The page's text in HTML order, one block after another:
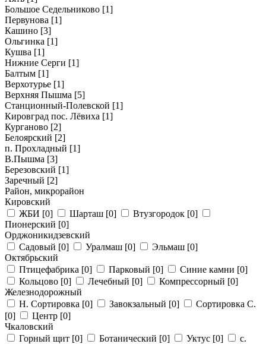
Большое Седельниково [1]
Первунова [1]
Кашино [3]
Ольгинка [1]
Кушва [1]
Нижние Серги [1]
Балтым [1]
Верхотурье [1]
Верхняя Пышма [5]
Станционный-Полевской [1]
Кировград пос. Лёвиха [1]
Курганово [2]
Белоярский [2]
п. Прохладный [1]
В.Пышма [3]
Березовский [1]
Заречный [2]
Район, микрорайон
Кировский
ЖБИ [0] Шарташ [0] Втузгородок [0]
Пионерский [0]
Орджоникидзевский
Садовый [0] Уралмаш [0] Эльмаш [0]
Октябрьский
Птицефабрика [0] Парковый [0] Синие камни [0]
Кольцово [0] Лечебный [0] Компрессорный [0]
Железнодорожный
Н. Сортировка [0] Завокзальный [0]
Сортировка С.
[0]
Центр [0]
Чкаловский
Горный щит [0] Ботанический [0] Уктус [0]
с.